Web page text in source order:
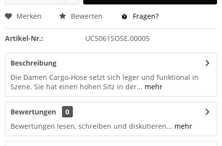
Merken Bewerten Fragen?
Artikel-Nr.: UC5061SOSE.00005
Beschreibung
Die Damen Cargo-Hose setzt sich leger und funktional in
Szene. Sie hat einen hohen Sitz in der... mehr
Bewertungen
0
Bewertungen lesen, schreiben und diskutieren... mehr